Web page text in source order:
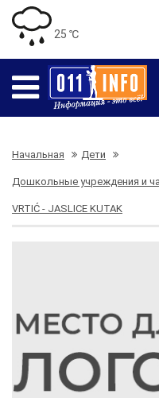
25 ℃
Начальная Дети
Дошкольные учреждения и
VRTIĆ - JASLICE KUTAK